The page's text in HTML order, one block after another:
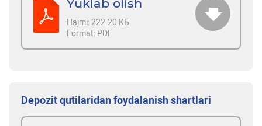
Yuklab olish
Hajmi:222.20 КБ
Format: PDF
Depozit qutilaridan foydalanish shartlari